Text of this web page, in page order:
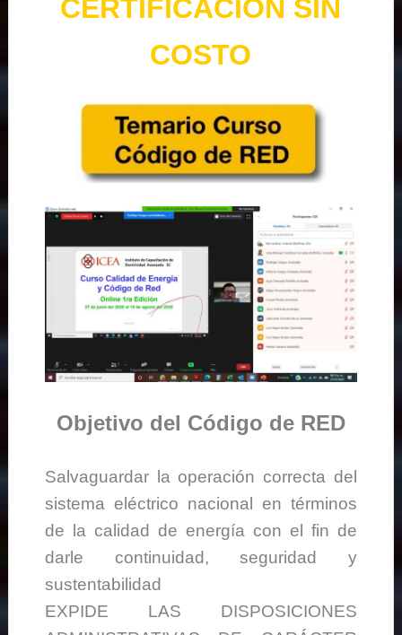
CERTIFICACIÓN SIN
COSTO
Objetivo del Código de RED
Salvaguardar la operación correcta del
sistema eléctrico nacional en términos
de la calidad de energía con el fin de
darle continuidad, seguridad y
sustentabilidad
EXPIDE LAS DISPOSICIONES